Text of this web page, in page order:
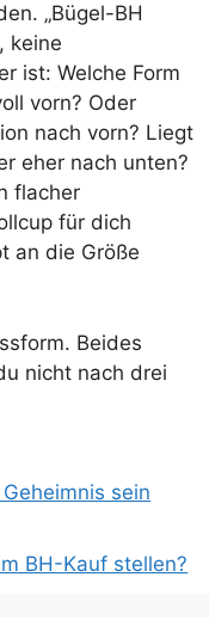
„Bügel-BH
keine
ist: Welche Form
vorn? Oder
nach vorn? Liegt
eher nach unten?
flacher
für dich
an die Größe
Beides
nicht nach drei
sein
BH-Kauf stellen?